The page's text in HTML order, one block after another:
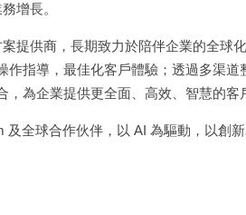
增長。
提供商，長期致力於陪伴企業的全球
作指導，最佳化客戶體驗；透過多渠
為企業提供更全面、高效、智慧的客
及全球合作伙伴，以 AI 為驅動，以創